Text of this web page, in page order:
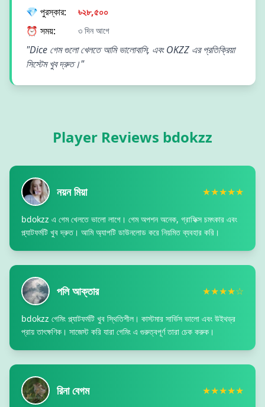
💎 পুরস্কার:
৳২৮,৫০০
⏰ সময়:
৩ দিন আগে
"Dice গেম গুলো খেলতে আমি ভালোবাসি, এবং OKZZ এর প্রতিক্রিয়া
সিস্টেম খুব দ্রুত।"
Player Reviews bdokzz
নয়ন মিয়া ★★★★★
bdokzz এ গেম খেলতে ভালো লাগে। গেম অপশন অনেক, গ্রাফিক্স চমৎকার এবং
প্ল্যাটফর্মটি খুব দ্রুত। আমি অ্যাপটি ডাউনলোড করে নিয়মিত ব্যবহার করি।
পলি আক্তার ★★★★☆
bdokzz গেমিং প্ল্যাটফর্মটি খুব স্থিতিশীল। কাস্টমার সার্ভিস ভালো এবং উইথড্র
প্রায় তাৎক্ষণিক। সাজেস্ট করি যারা গেমিং এ গুরুত্বপূর্ণ তারা চেক করুক।
রিনা বেগম ★★★★★